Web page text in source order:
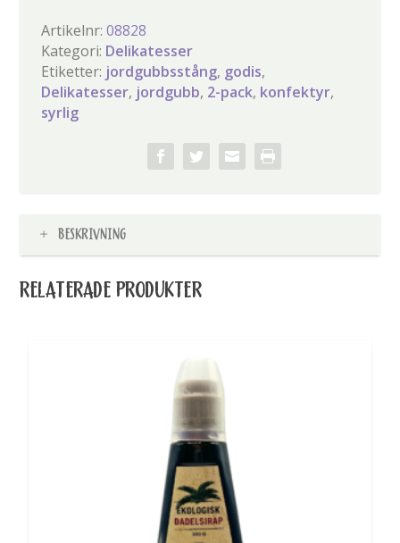
pack
mängd
Artikelnr:08828
Kategori: Delikatesser
Etiketter: jordgubbsstång, godis,
Delikatesser, jordgubb, 2-pack, konfektyr,
syrlig
BESKRIVNING
RELATERADE PRODUKTER